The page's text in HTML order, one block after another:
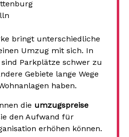
bringt unterschiedliche
Umzug mit sich. In
Parkplätze schwer zu
Gebiete lange Wege
haben.
die umzugspreise
den Aufwand für
erhöhen können.